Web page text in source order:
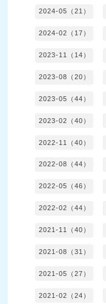
2024-05（21）
2024-02（17）
2023-11（14）
2023-08（20）
2023-05（44）
2023-02（40）
2022-11（40）
2022-08（44）
2022-05（46）
2022-02（44）
2021-11（40）
2021-08（31）
2021-05（27）
2021-02（24）